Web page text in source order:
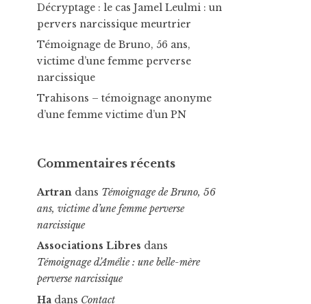
Décryptage : le cas Jamel Leulmi : un
pervers narcissique meurtrier
Témoignage de Bruno, 56 ans,
victime d’une femme perverse
narcissique
Trahisons – témoignage anonyme
d’une femme victime d’un PN
Commentaires récents
Artran dans Témoignage de Bruno, 56
ans, victime d’une femme perverse
narcissique
Associations Libres dans
Témoignage d’Amélie : une belle-mère
perverse narcissique
Ha dans Contact